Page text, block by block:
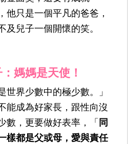
他只是一個平凡的爸爸，
及兒子一個開懷的笑。
媽媽是天使！
世界少數中的極少數。」
能成為好家長，跟性向沒
數，更要做好表率，「 同
樣都是父或母，愛與責任